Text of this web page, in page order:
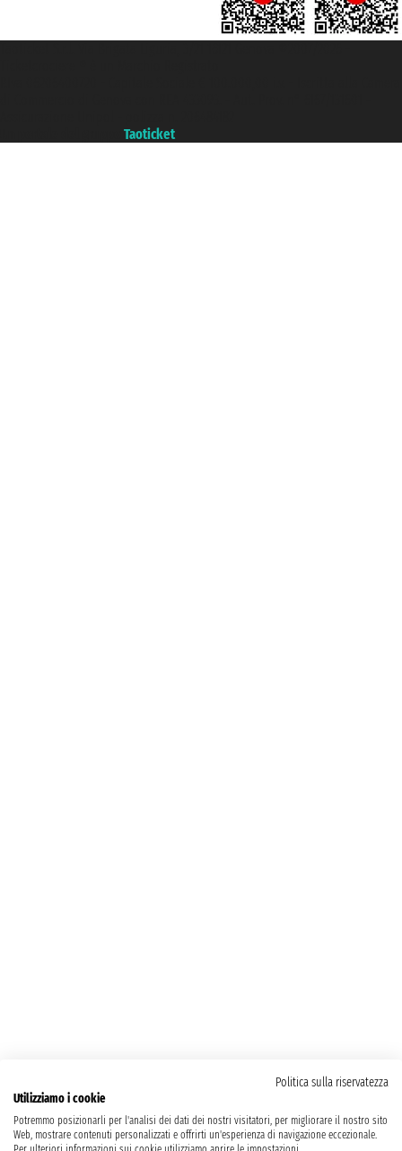
Taoticket
Politica sulla riservatezza
Utilizziamo i cookie
Potremmo posizionarli per l'analisi dei dati dei nostri visitatori, per migliorare il nostro sito
Web, mostrare contenuti personalizzati e offrirti un'esperienza di navigazione eccezionale.